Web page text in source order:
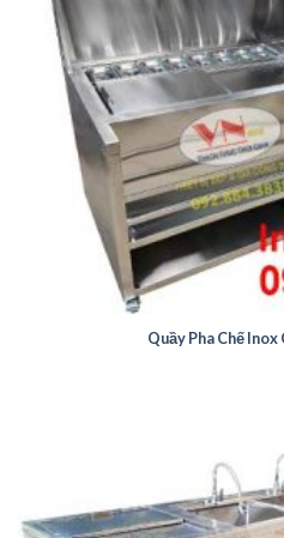
Quầy Pha Chế